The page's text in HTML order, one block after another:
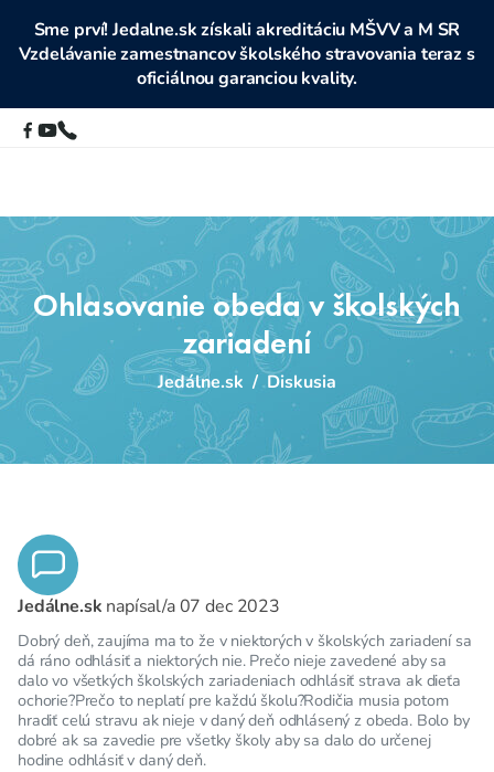
Sme prví! Jedalne.sk získali akreditáciu MŠVV a M SR
Vzdelávanie zamestnancov školského stravovania teraz s
oficiálnou garanciou kvality.
Ohlasovanie obeda v školských
zariadení
Jedálne.sk / Diskusia
Jedálne.sk napísal/a07 dec 2023
Dobrý deň, zaujíma ma to že v niektorých v školských zariadení sa
dá ráno odhlásiť a niektorých nie. Prečo nieje zavedené aby sa
dalo vo všetkých školských zariadeniach odhlásiť strava ak dieťa
ochorie?Prečo to neplatí pre každú školu?Rodičia musia potom
hradiť celú stravu ak nieje v daný deň odhlásený z obeda. Bolo by
dobré ak sa zavedie pre všetky školy aby sa dalo do určenej
hodine odhlásiť v daný deň.